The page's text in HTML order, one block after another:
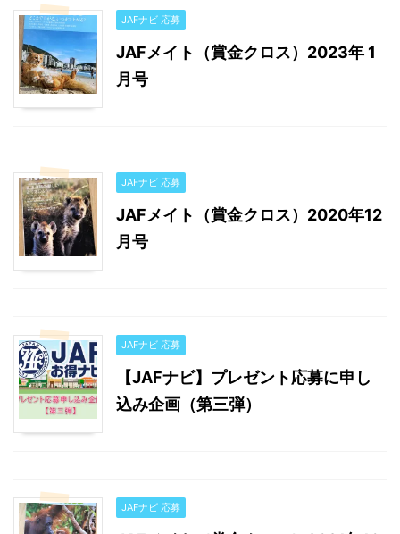
JAFナビ 応募
JAFメイト（賞金クロス）2023年 1
月号
JAFナビ 応募
JAFメイト（賞金クロス）2020年12
月号
JAFナビ 応募
【JAFナビ】プレゼント応募に申し
込み企画（第三弾）
JAFナビ 応募